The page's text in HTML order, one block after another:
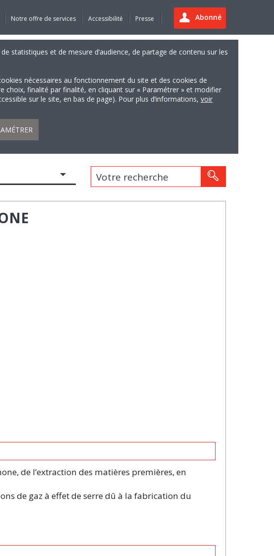
Abonné
Notre offre de services Accessibilité Presse
statistiques et de mesure d’audience, de partage de contenu sur les
nécessaires au fonctionnement du site et des cookies de
choix, finalité par finalité, en cliquant sur « Paramétrer » et modifier
sur le site, en bas de page). Pour plus d’informations, voir
Votre recherche
de l’extraction des matières premières, en
de gaz à effet de serre dû à la fabrication du